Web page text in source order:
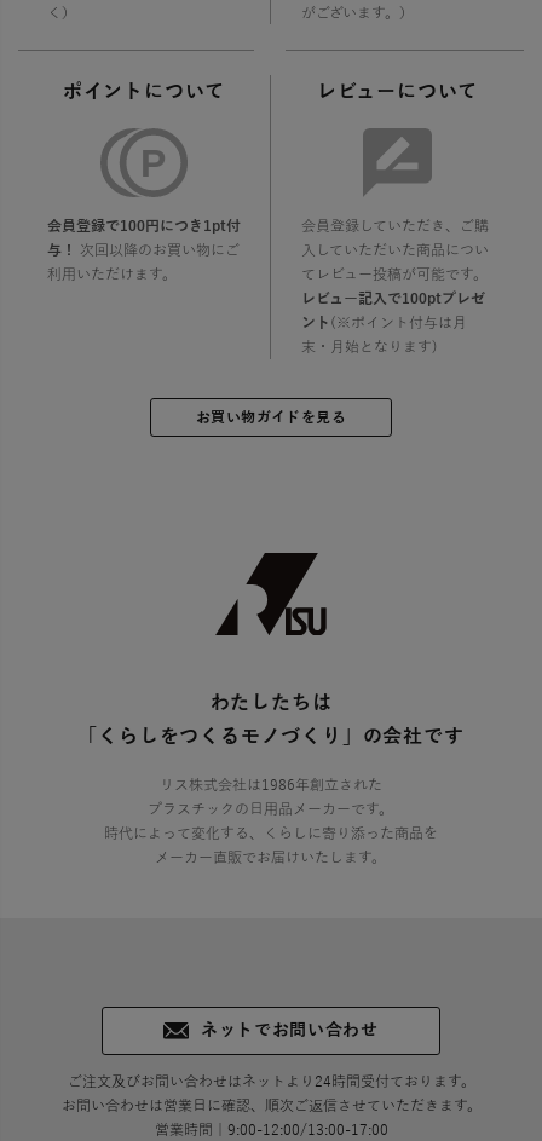
く）
がございます。）
ポイントについて
会員登録で100円につき1pt付
与！
次回以降のお買い物にご
利用いただけます。
レビューについて
会員登録していただき、ご購
入していただいた商品につい
てレビュー投稿が可能です。
レビュー記入で100ptプレゼ
ント (※ポイント付与は月
末・月始となります)
お買い物ガイドを見る
わたしたちは
「くらしをつくるモノづくり」の会社です
リス株式会社は1986年創立された
プラスチックの日用品メーカーです。
時代によって変化する、くらしに寄り添った商品を
メーカー直販でお届けいたします。
ネットでお問い合わせ
ご注文及びお問い合わせはネットより24時間受付ております。
お問い合わせは営業日に確認、順次ご返信させていただきます。
営業時間｜9:00-12:00/13:00-17:00